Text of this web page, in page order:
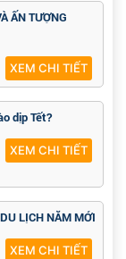
ẤN TƯỢNG
XEM CHI TIẾT
dịp Tết?
XEM CHI TIẾT
LỊCH NĂM MỚI
XEM CHI TIẾT